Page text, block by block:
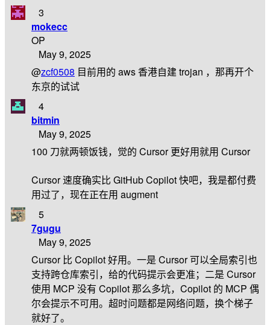
3
mokecc
OP
May 9, 2025
@zcf0508 目前用的 aws 香港自建 trojan ，那再开个
东京的试试
4
bitmin
May 9, 2025
100 刀就两顿饭钱，觉的 Cursor 更好用就用 Cursor
Cursor 速度确实比 GitHub Copilot 快吧，我是都付费
用过了，现在正在用 augment
5
7gugu
May 9, 2025
Cursor 比 Copilot 好用。一是 Cursor 可以全局索引也
支持跨仓库索引，给的代码提示会更准；二是 Cursor
使用 MCP 没有 Copilot 那么多坑，Copilot 的 MCP 偶
尔会提示不可用。超时问题都是网络问题，换个梯子
就好了。